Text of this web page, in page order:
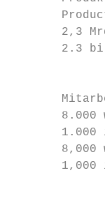
2,3
2.3
8.000
1.000
8,000
1,000